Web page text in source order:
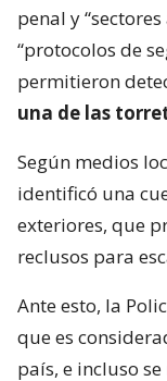
penal y
“protocolos de
permitieron
una de las
Según medios
identificó una
exteriores, que
reclusos para
Ante esto, la
que es
país, e incluso